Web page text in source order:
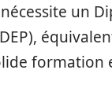
un
formation